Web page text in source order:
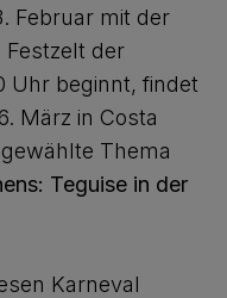
Februar mit der
der
Uhr beginnt, findet
März in Costa
Thema
Teguise in der
Karneval